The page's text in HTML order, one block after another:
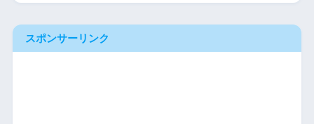
スポンサーリンク